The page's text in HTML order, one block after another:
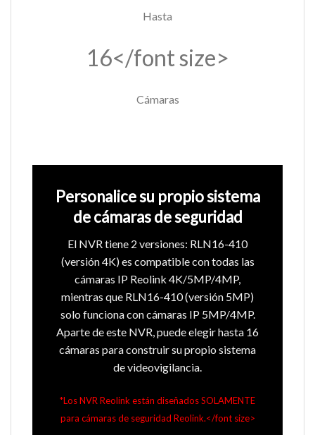
Hasta
16</font size>
Cámaras
Personalice su propio sistema
de cámaras de seguridad
El NVR tiene 2 versiones: RLN16-410
(versión 4K) es compatible con todas las
cámaras IP Reolink 4K/5MP/4MP,
mientras que RLN16-410 (versión 5MP)
solo funciona con cámaras IP 5MP/4MP.
Aparte de este NVR, puede elegir hasta 16
cámaras para construir su propio sistema
de videovigilancia.
*Los NVR Reolink están diseñados SOLAMENTE
para cámaras de seguridad Reolink.</font size>